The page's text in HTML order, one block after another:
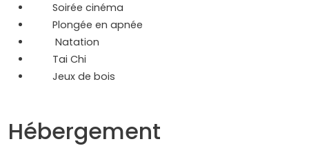
Soirée cinéma
Plongée en apnée
Natation
Tai Chi
Jeux de bois
Hébergement